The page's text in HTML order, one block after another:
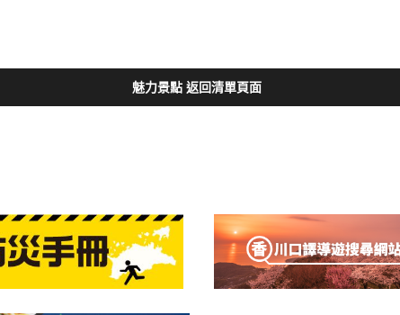
魅力景點 返回清單頁面